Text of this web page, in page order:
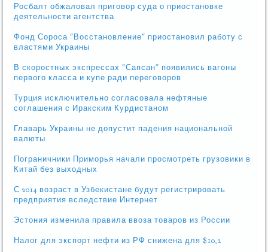
Росбалт обжаловал приговор суда о приостановке
деятельности агентства
Фонд Сороса "Восстановление" приостановил работу с
властями Украины
В скоростных экспрессах "Сапсан" появились вагоны
первого класса и купе ради переговоров
Турция исключительно согласовала нефтяные
соглашения с Иракским Курдистаном
Главарь Украины не допустит падения национальной
валюты
Пограничники Приморья начали просмотреть грузовики в
Китай без выходных
С 2014 возраст в Узбекистане будут регистрировать
предприятия вследствие Интернет
Эстония изменила правила ввоза товаров из России
Налог для экспорт нефти из РФ снижена для $10,2